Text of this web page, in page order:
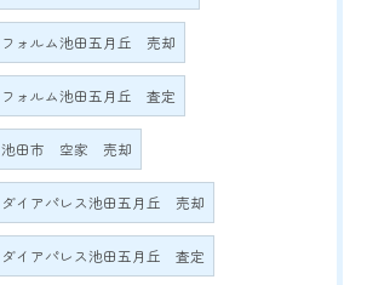
フォルム池田五月丘 売却
フォルム池田五月丘 査定
池田市 空家 売却
ダイアパレス池田五月丘 売却
ダイアパレス池田五月丘 査定